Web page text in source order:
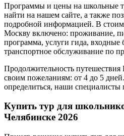
Программы и цены на школьные
найти на нашем сайте, а также
подробной информацией. В
Москву включено: проживание,
программа, услуги гида, входные
транспортное обслуживание по
Продолжительность
своим пожеланиям: от 4 до 5
определиться, наши специалисты
Купить тур для
Челябинске 2026